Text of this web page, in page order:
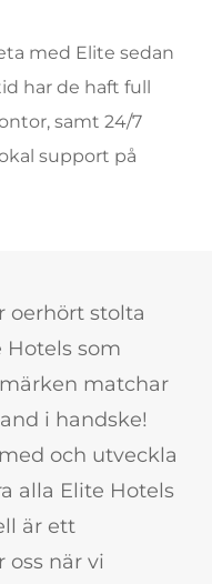
med Elite sedan
har de haft full
samt 24/7
support på
oerhört stolta
Hotels som
matchar
i handske!
och utveckla
alla Elite Hotels
är ett
oss när vi